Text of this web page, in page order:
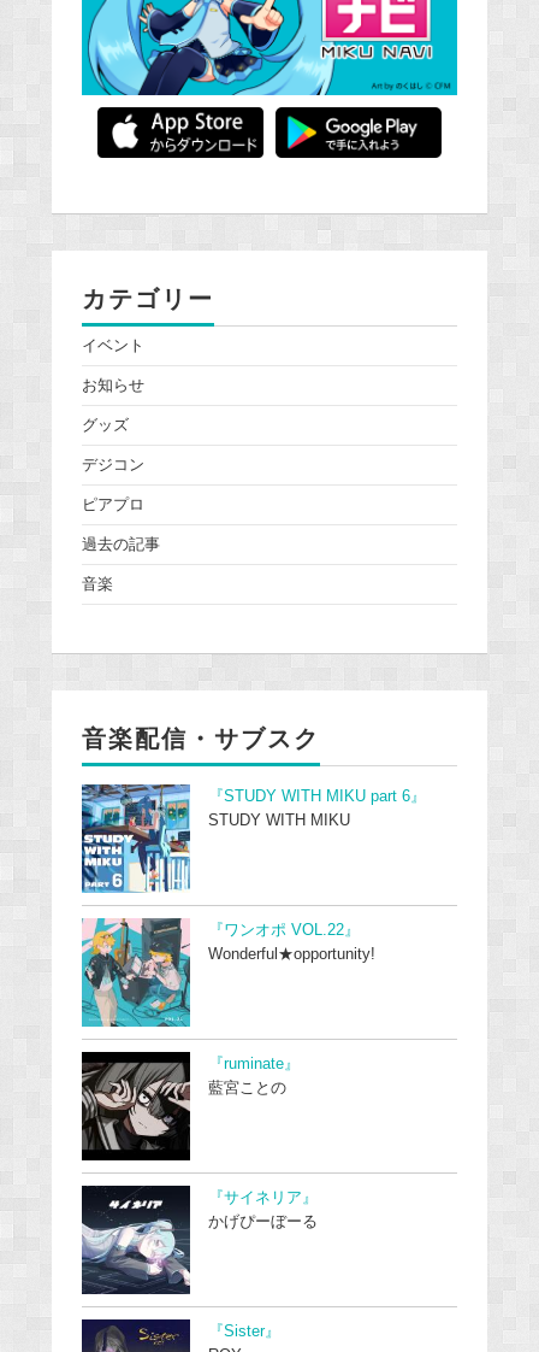
カテゴリー
イベント
お知らせ
グッズ
デジコン
ピアプロ
過去の記事
音楽
音楽配信・サブスク
『STUDY WITH MIKU part 6』
STUDY WITH MIKU
『ワンオポ VOL.22』
Wonderful★opportunity!
『ruminate』
藍宮ことの
『サイネリア』
かげぴーぼーる
『Sister』